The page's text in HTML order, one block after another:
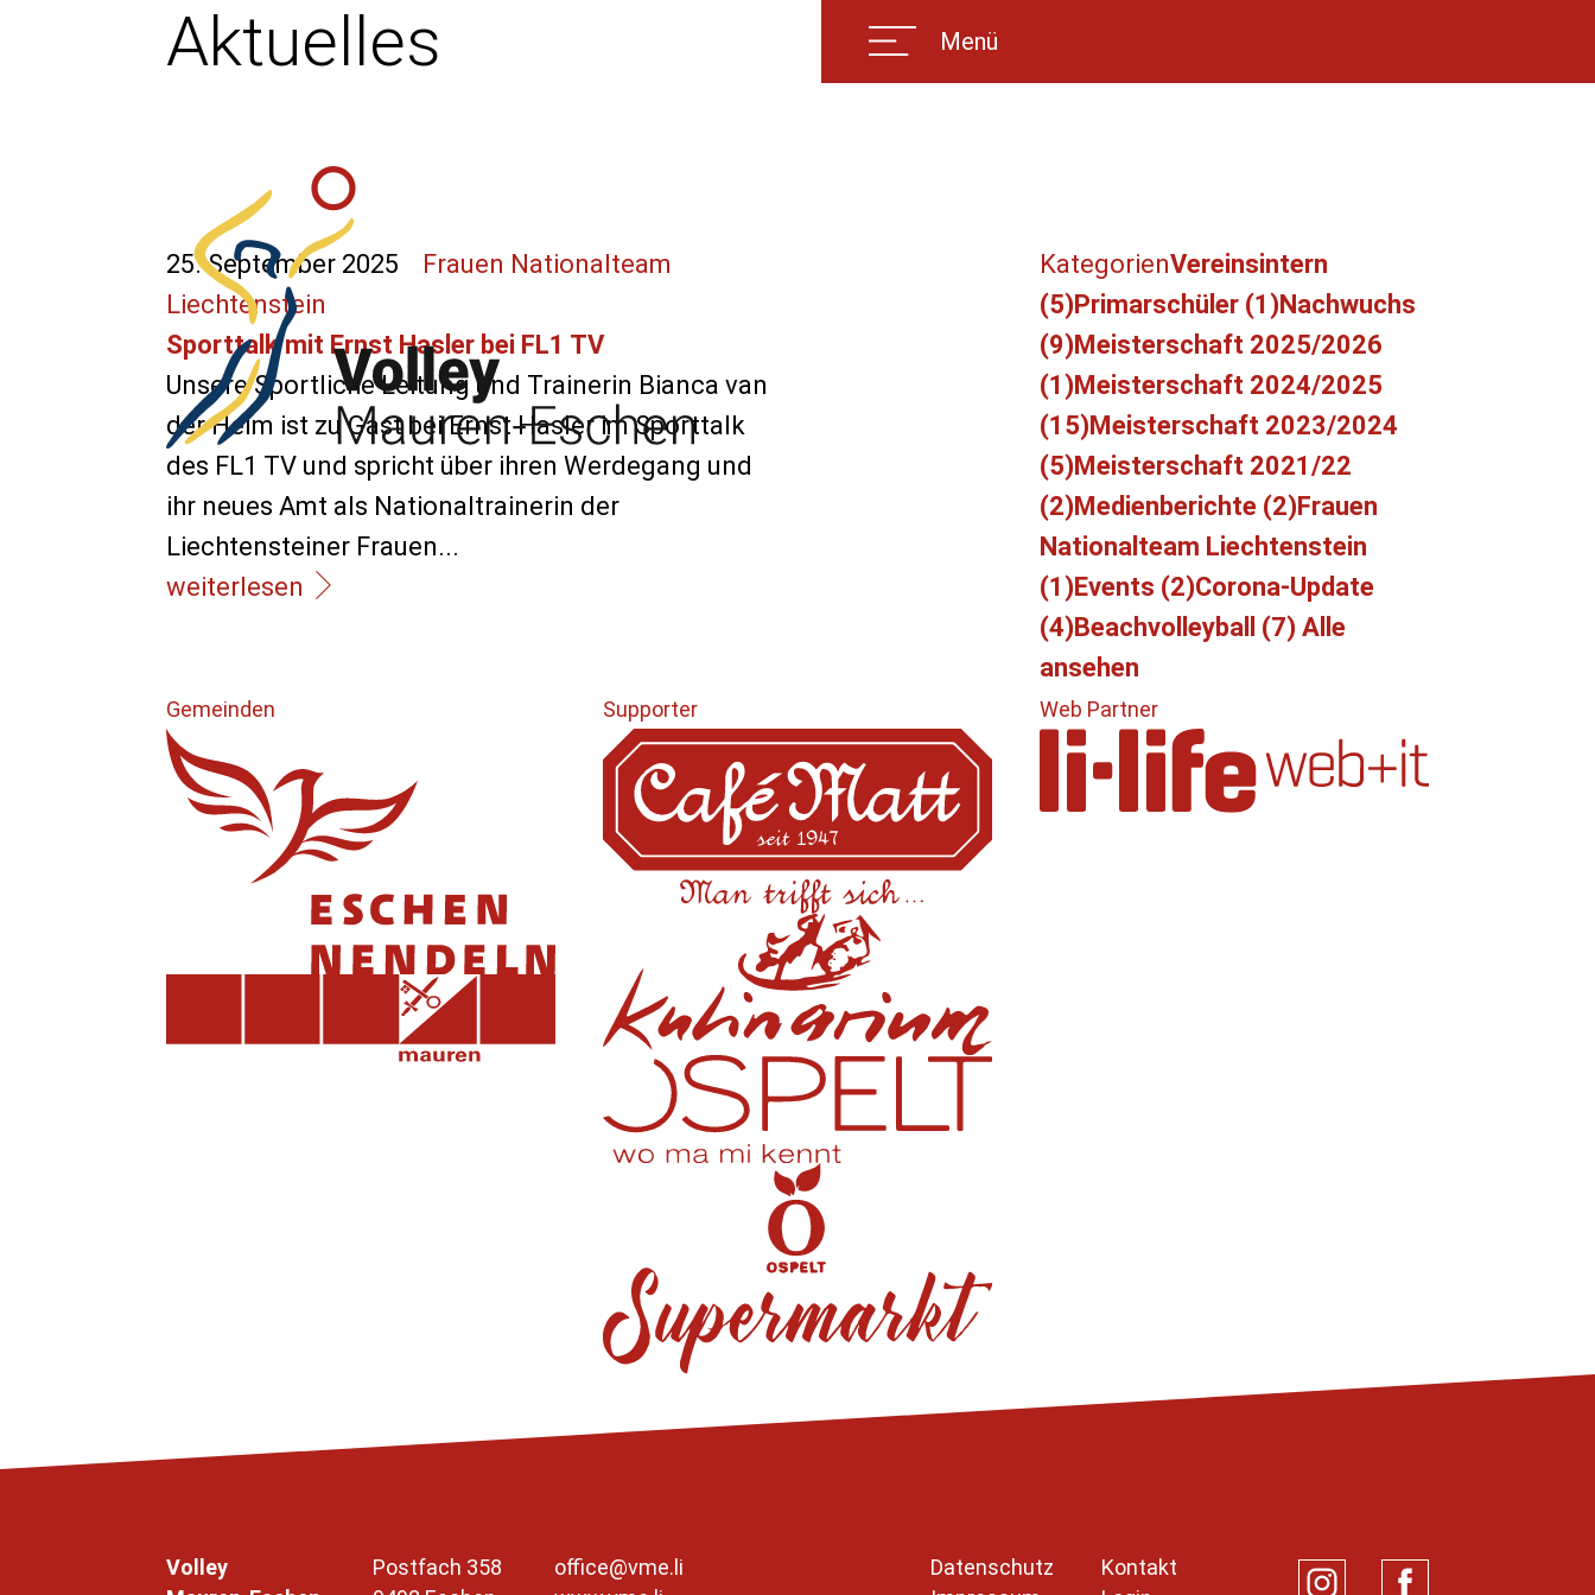
Menü
Aktuelles
25. September 2025 Frauen Nationalteam
Liechtenstein
Sporttalk mit Ernst Hasler bei FL1 TV
Unsere Sportliche Leitung und Trainerin Bianca van
der Helm ist zu Gast bei Ernst Hasler im Sporttalk
des FL1 TV und spricht über ihren Werdegang und
ihr neues Amt als Nationaltrainerin der
Liechtensteiner Frauen...
weiterlesen
KategorienVereinsintern
(5)Primarschüler (1)Nachwuchs
(9)Meisterschaft 2025/2026
(1)Meisterschaft 2024/2025
(15)Meisterschaft 2023/2024
(5)Meisterschaft 2021/22
(2)Medienberichte (2)Frauen
Nationalteam Liechtenstein
(1)Events (2)Corona-Update
(4)Beachvolleyball (7) Alle
ansehen
Gemeinden Supporter Web Partner
Volley
Postfach 358
office@vme.li
Datenschutz
Kontakt